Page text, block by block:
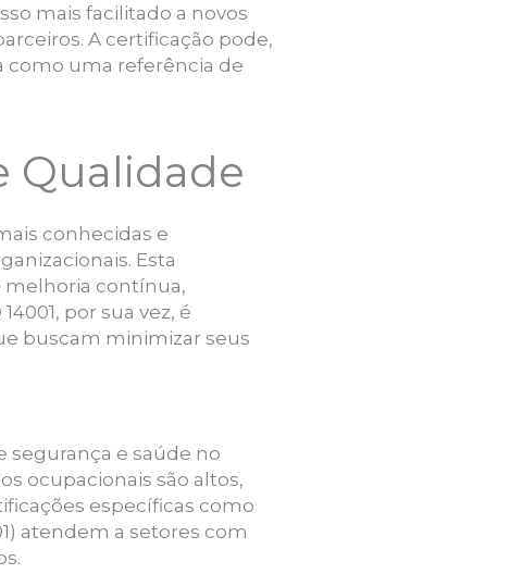
mais facilitado a novos
A certificação pode,
como uma referência de
Qualidade
conhecidas e
Esta
melhoria contínua,
por sua vez, é
buscam minimizar seus
segurança e saúde no
ocupacionais são altos,
específicas como
atendem a setores com